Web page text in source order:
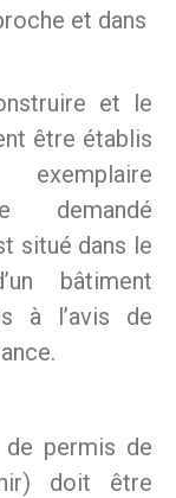
et dans
et le
être établis
demandé
situé dans le
bâtiment
à l’avis de
permis de
doit être